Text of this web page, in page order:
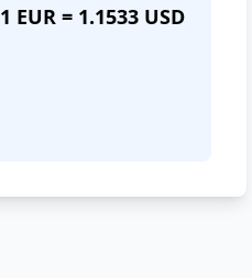
1 EUR = 1.1533 USD